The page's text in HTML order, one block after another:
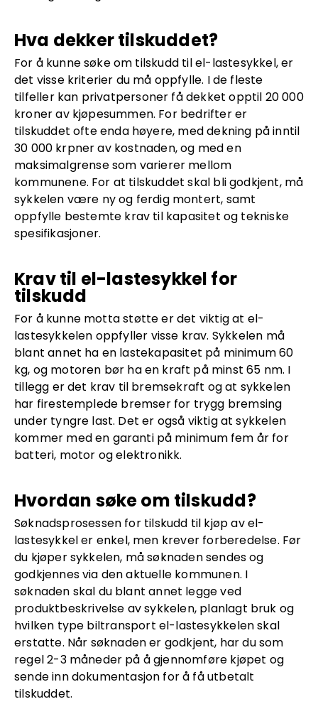
Hva dekker tilskuddet?
For å kunne søke om tilskudd til el-lastesykkel, er
det visse kriterier du må oppfylle. I de fleste
tilfeller kan privatpersoner få dekket opptil 20 000
kroner av kjøpesummen. For bedrifter er
tilskuddet ofte enda høyere, med dekning på inntil
30 000 krpner av kostnaden, og med en
maksimalgrense som varierer mellom
kommunene. For at tilskuddet skal bli godkjent, må
sykkelen være ny og ferdig montert, samt
oppfylle bestemte krav til kapasitet og tekniske
spesifikasjoner.
Krav til el-lastesykkel for
tilskudd
For å kunne motta støtte er det viktig at el-
lastesykkelen oppfyller visse krav. Sykkelen må
blant annet ha en lastekapasitet på minimum 60
kg, og motoren bør ha en kraft på minst 65 nm. I
tillegg er det krav til bremsekraft og at sykkelen
har firestemplede bremser for trygg bremsing
under tyngre last. Det er også viktig at sykkelen
kommer med en garanti på minimum fem år for
batteri, motor og elektronikk.
Hvordan søke om tilskudd?
Søknadsprosessen for tilskudd til kjøp av el-
lastesykkel er enkel, men krever forberedelse. Før
du kjøper sykkelen, må søknaden sendes og
godkjennes via den aktuelle kommunen. I
søknaden skal du blant annet legge ved
produktbeskrivelse av sykkelen, planlagt bruk og
hvilken type biltransport el-lastesykkelen skal
erstatte. Når søknaden er godkjent, har du som
regel 2-3 måneder på å gjennomføre kjøpet og
sende inn dokumentasjon for å få utbetalt
tilskuddet.